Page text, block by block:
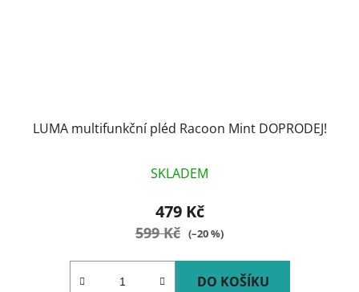
LUMA multifunkční pléd Racoon Mint DOPRODEJ!
SKLADEM
479 Kč
599 Kč (–20 %)
DO KOŠÍKU